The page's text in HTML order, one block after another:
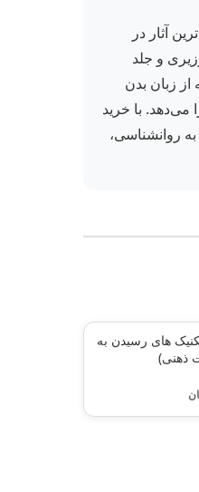
آثار در
منتشر شده است. این کتاب در ۳۳۶ صفحه با قطع وزیری و جلد
زبان بدن
می‌دهد. با خرید
روانشناسی،
های رسیدن به
ذهنی)